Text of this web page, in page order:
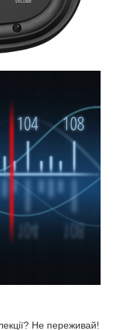
Не переживай!